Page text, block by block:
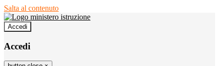
Salta al contenuto
Accedi
Accedi